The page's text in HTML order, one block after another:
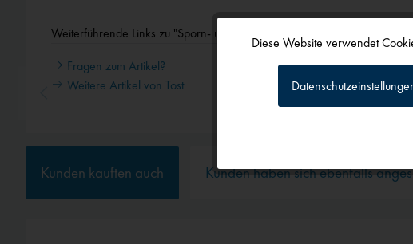
Weiterführende Links zu "Sporn- und Stützräder, einteilig"
Fragen zum Artikel?
Weitere Artikel von Tost
Kunden kauften auch Kunden haben sich ebenfalls
Tracking
Diese Website verwendet